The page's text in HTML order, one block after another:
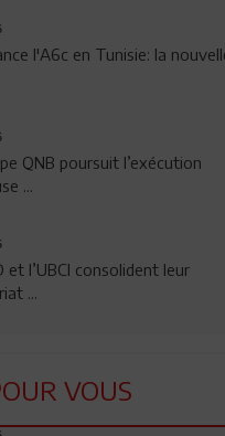
l'A6c en Tunisie: la
QNB poursuit l’exécution
...
et l’UBCI consolident leur
...
VOUS